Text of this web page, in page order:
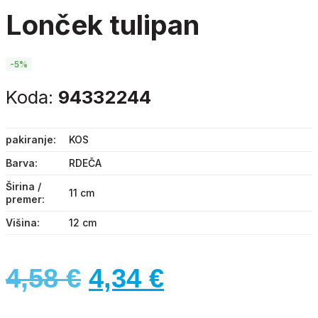
lonček tulipan
-5%
Koda: 94332244
pakiranje
KOS
Barva
RDEČA
Širina /
premer
11 cm
Višina 12 cm
4,58€ Izvirna
4,34 €Trenutna